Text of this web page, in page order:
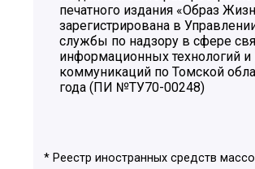
печатного издания «Образ
зарегистрирована в
службы по надзору в сфере
информационных технологий
коммуникаций по Томской
года (ПИ №ТУ70-00248)
* Реестр иностранных средств